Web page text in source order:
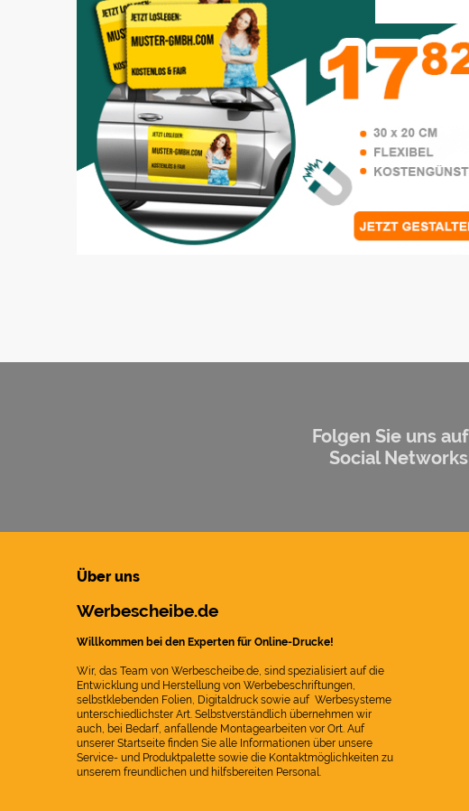
Folgen Sie uns auf
Social Networks
Über uns
Werbescheibe.de
Willkommen bei den Experten für Online-Drucke!
Wir, das Team von Werbescheibe.de, sind spezialisiert auf die
Entwicklung und Herstellung von Werbebeschriftungen,
selbstklebenden Folien, Digitaldruck sowie auf Werbesysteme
unterschiedlichster Art. Selbstverständlich übernehmen wir
auch, bei Bedarf, anfallende Montagearbeiten vor Ort. Auf
unserer Startseite finden Sie alle Informationen über unsere
Service- und Produktpalette sowie die Kontaktmöglichkeiten zu
unserem freundlichen und hilfsbereiten Personal.